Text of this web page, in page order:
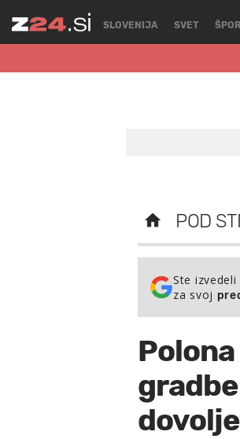
SLOVENIJA SVET
POD
Ste
za svoj